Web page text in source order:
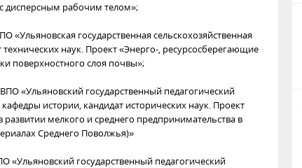
дисперсным рабочим телом»;
государственная сельскохозяйственная
наук. Проект «Энерго-, ресурсосберегающие
поверхностного слоя почвы»;
«Ульяновский государственный педагогический
истории, кандидат исторических наук. Проект
мелкого и среднего предпринимательства в
Среднего Поволжья)»
государственный педагогический